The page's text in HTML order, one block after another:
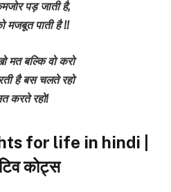
पड़ जाती है,
मजबूत पाती है !!
मत बल्कि वो करो
है बस चलते रहो
करते रहो!
for life in hindi |
कोट्स